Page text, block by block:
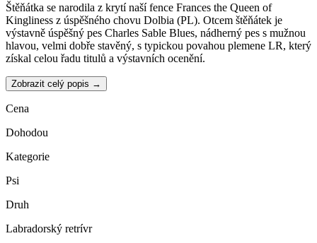
Štěňátka se narodila z krytí naší fence Frances the Queen of
Kingliness z úspěšného chovu Dolbia (PL). Otcem štěňátek je
výstavně úspěšný pes Charles Sable Blues, nádherný pes s mužnou
hlavou, velmi dobře stavěný, s typickou povahou plemene LR, který
získal celou řadu titulů a výstavních ocenění.
Zobrazit celý popis →
Cena
Dohodou
Kategorie
Psi
Druh
Labradorský retrívr